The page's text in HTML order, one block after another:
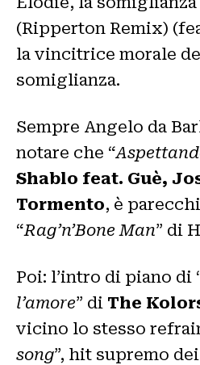
(Ripperton Remix)
la vincitrice morale
somiglianza.
Sempre Angelo da
notare che “
Shablo feat. Guè,
Tormento, è
“Rag’n’Bone Man” di
Poi: l’intro di piano di
l’amore” di The
vicino lo stesso
song”, hit supremo